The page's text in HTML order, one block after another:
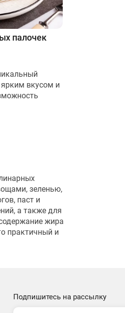
палочек
вкусом и
зеленью,
паст и
а также для
жира
практичный и
Подпишитесь на рассылку